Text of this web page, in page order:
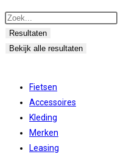
Search
Resultaten
Bekijk alle resultaten
Fietsen
Accessoires
Kleding
Merken
Leasing